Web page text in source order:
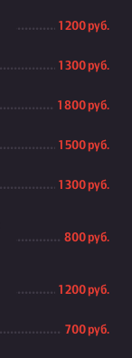
1 200 руб.
1 300 руб.
1 800 руб.
1 500 руб.
1 300 руб.
800 руб.
1 200 руб.
700 руб.